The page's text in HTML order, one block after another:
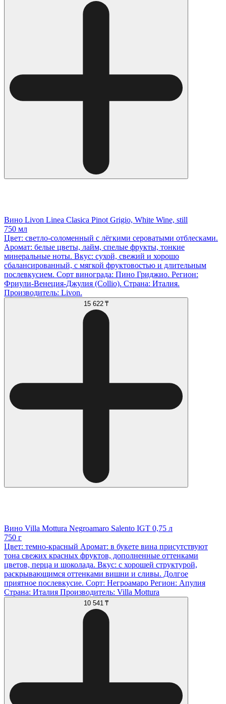
Вино Livon Linea Clasica Pinot Grigio, White Wine, still
750 мл
Цвет: светло-соломенный с лёгкими сероватыми отблесками.
Аромат: белые цветы, лайм, спелые фрукты, тонкие
минеральные ноты. Вкус: сухой, свежий и хорошо
сбалансированный, с мягкой фруктовостью и длительным
послевкусием. Сорт винограда: Пино Гриджио. Регион:
Фриули-Венеция-Джулия (Collio). Страна: Италия.
Производитель: Livon.
15 622 ₸
Вино Villa Mottura Negroamaro Salento IGT 0,75 л
750 г
Цвет: темно-красный Аромат: в букете вина присутствуют
тона свежих красных фруктов, дополненные оттенками
цветов, перца и шоколада. Вкус: с хорошей структурой,
раскрывающимся оттенками вишни и сливы. Долгое
приятное послевкусие. Сорт: Негроамаро Регион: Апулия
Страна: Италия Производитель: Villa Mottura
10 541 ₸